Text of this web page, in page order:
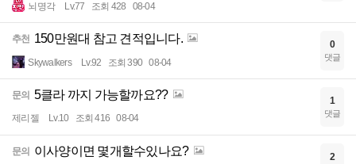
뇌명각 Lv.77 조회 428 08-04
추천 150만원대 참고 견적입니다.
Skywalkers Lv.92 조회 390 08-04
0
댓글
문의 5클라 까지 가능할까요??
제리젤 Lv.10 조회 416 08-04
1
댓글
문의 이사양이면 몇개할수있나요? 2